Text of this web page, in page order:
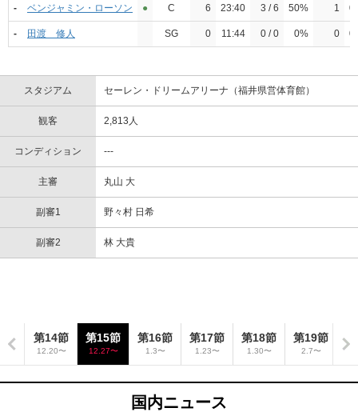
- ベンジャミン・ローソン ●︎ C 6 23:40 3 / 6 50% 1 0
- 田渡 修人 SG 0 11:44 0 / 0 0% 0 0
スタジアム セーレン・ドリームアリーナ（福井県営体育館）
観客 2,813人
コンディション ---
主審 丸山 大
副審1 野々村 日希
副審2 林 大貴
節
〜
第14節
12.20〜
第15節
12.27〜
第16節
1.3〜
第17節
1.23〜
第18節
1.30〜
第19節
2.7〜
国内ニュース